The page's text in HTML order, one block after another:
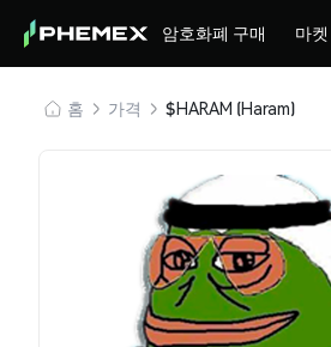
암호화폐 구매 마켓
홈 가격 $HARAM (Haram)